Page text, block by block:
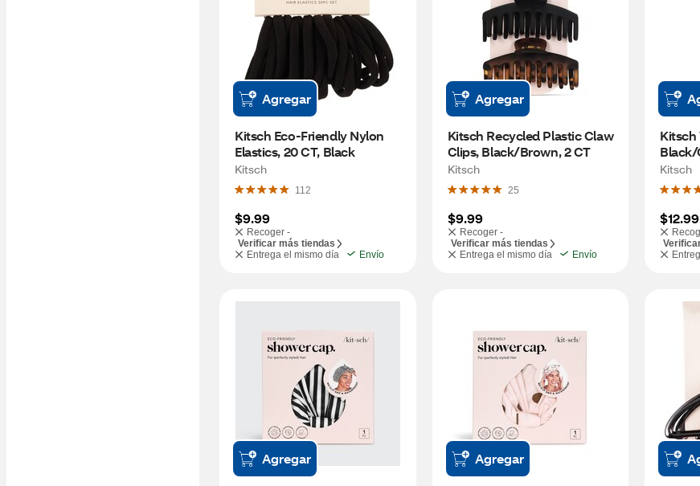
Agregar
Kitsch Eco-Friendly Nylon
Elastics, 20 CT, Black
Kitsch
112
$9.99
Recoger -
Verificar más tiendas
Entrega el mismo día
Envío
Agregar
Kitsch Recycled Plastic Claw
Clips, Black/Brown, 2 CT
Kitsch
25
$9.99
Recoger -
Verificar más tiendas
Entrega el mismo día
Envío
Kitsch
Black/
Kitsch
$12.99
Agregar Agregar